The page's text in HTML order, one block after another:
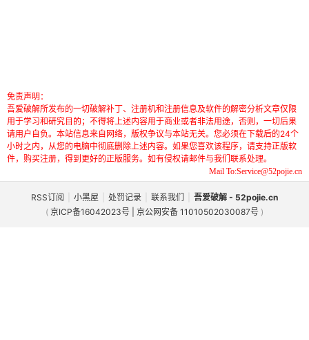
免责声明：
吾爱破解所发布的一切破解补丁、注册机和注册信息及软件的解密分析文章仅限
用于学习和研究目的；不得将上述内容用于商业或者非法用途，否则，一切后果
请用户自负。本站信息来自网络，版权争议与本站无关。您必须在下载后的24个
小时之内，从您的电脑中彻底删除上述内容。如果您喜欢该程序，请支持正版软
件，购买注册，得到更好的正版服务。如有侵权请邮件与我们联系处理。
Mail To:Service@52pojie.cn
RSS订阅 小黑屋 处罚记录 联系我们
吾爱破解 - 52pojie.cn
( 京ICP备16042023号 | 京公网安备 11010502030087号 )